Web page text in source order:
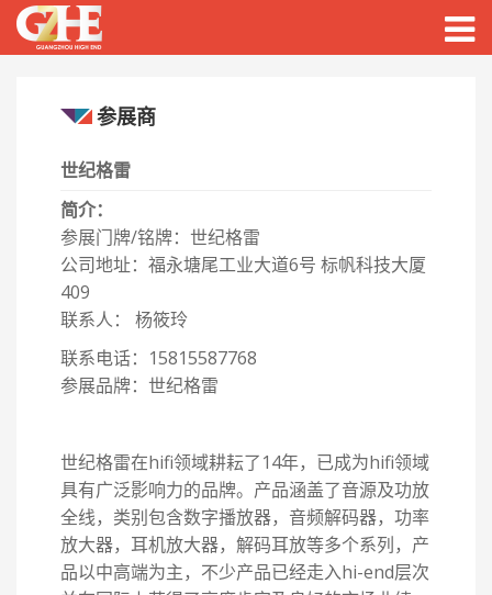
参展商
世纪格雷
简介：
参展门牌/铭牌：世纪格雷
公司地址：福永塘尾工业大道6号 标帆科技大厦
409
联系人： 杨筱玲
联系电话：15815587768
参展品牌：世纪格雷
世纪格雷在hifi领域耕耘了14年，已成为hifi领域
具有广泛影响力的品牌。产品涵盖了音源及功放
全线，类别包含数字播放器，音频解码器，功率
放大器，耳机放大器，解码耳放等多个系列，产
品以中高端为主，不少产品已经走入hi-end层次